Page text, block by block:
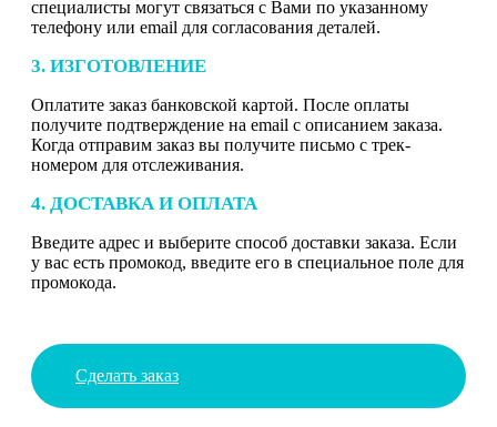
специалисты могут связаться с Вами по указанному
телефону или email для согласования деталей.
3. ИЗГОТОВЛЕНИЕ
Оплатите заказ банковской картой. После оплаты
получите подтверждение на email с описанием заказа.
Когда отправим заказ вы получите письмо с трек-
номером для отслеживания.
4. ДОСТАВКА И ОПЛАТА
Введите адрес и выберите способ доставки заказа. Если
у вас есть промокод, введите его в специальное поле для
промокода.
Сделать заказ